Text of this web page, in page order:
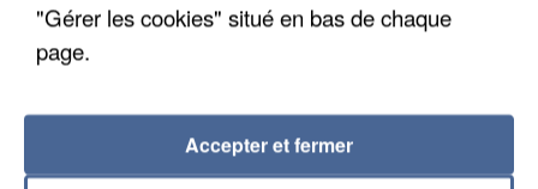
"Gérer les cookies" situé en bas de chaque
page.
Accepter et fermer